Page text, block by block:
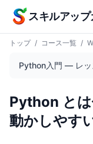
本文へスキップ
スキルアッ
トップ / コース一覧 /
Python入門 — レッ
Python と
動かしやす